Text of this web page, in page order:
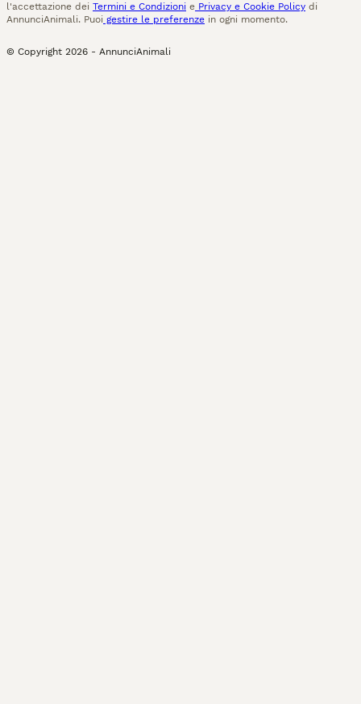
l'accettazione dei Termini e Condizioni e Privacy e Cookie Policy di
AnnunciAnimali. Puoi gestire le preferenze in ogni momento.
© Copyright 2026 - AnnunciAnimali